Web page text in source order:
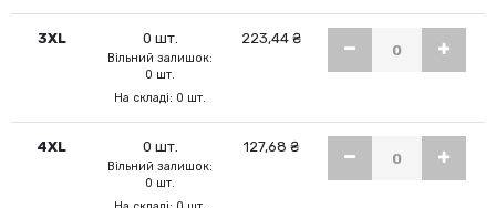
3XL 0 шт.
Вільний залишок:
0 шт.
На складі: 0 шт.
223,44 ₴
4XL 0 шт.
Вільний залишок:
0 шт.
127,68 ₴